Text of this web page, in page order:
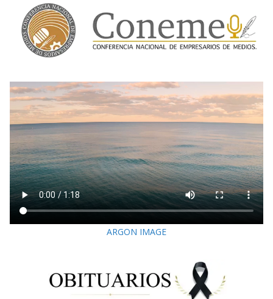
ARGON IMAGE